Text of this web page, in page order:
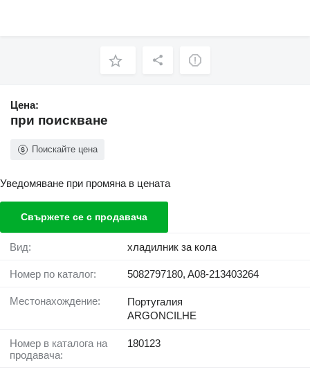
Цена:
при поискване
Поискайте цена
Уведомяване при промяна в цената
Свържете се с продавача
Вид: хладилник за кола
Номер по каталог: 5082797180, A08-213403264
Местонахождение:
Португалия
ARGONCILHE
Номер в каталога на
продавача:
180123